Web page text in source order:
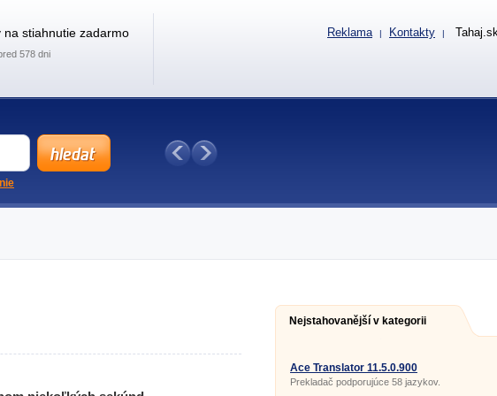
Nejstahovanější v kategorii
Ace Translator 11.5.0.900
Prekladač podporujúce 58 jazykov.
na stiahnutie zadarmo
578 dni
Reklama | Kontakty |